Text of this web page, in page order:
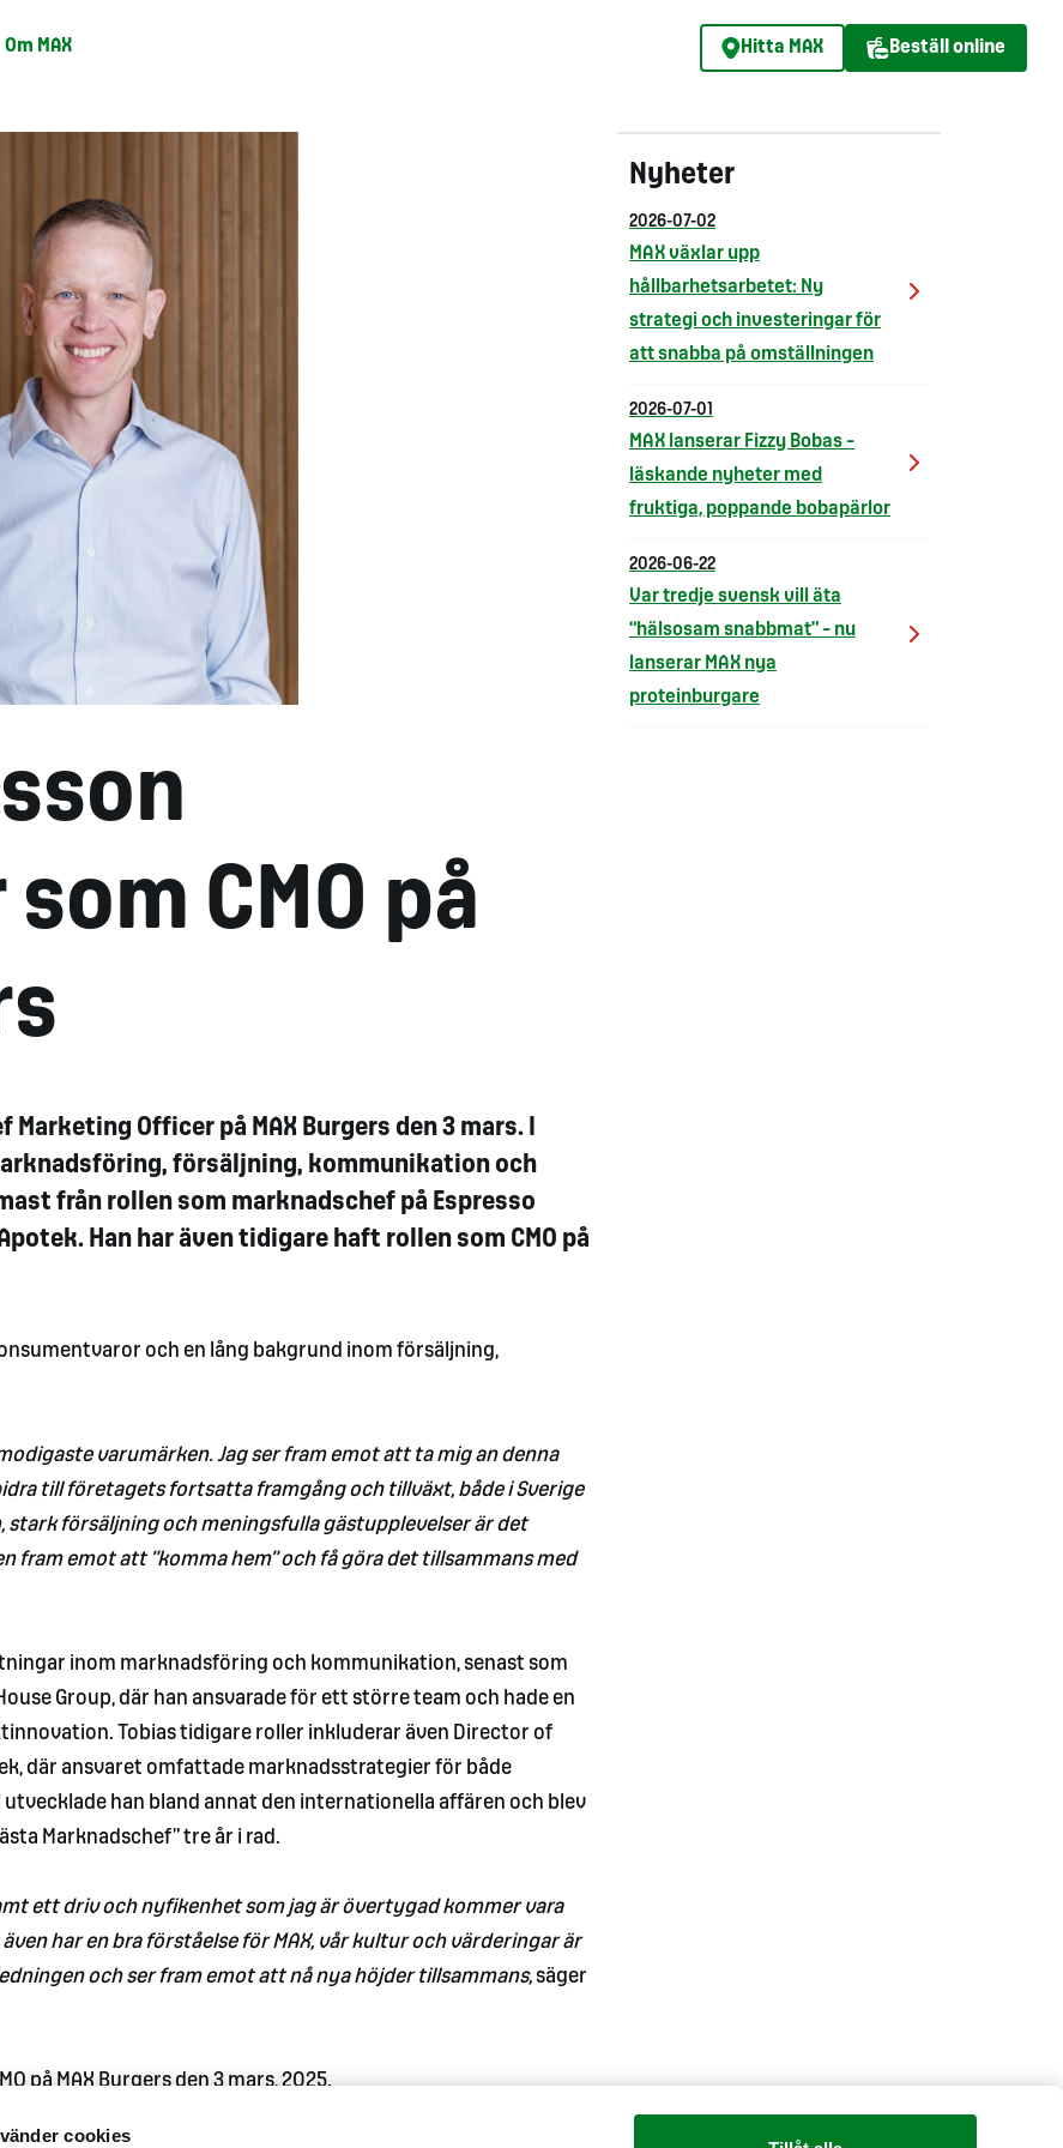
cookies
Om MAX Hitta MAX Beställ online
CMO på
Officer på MAX Burgers den 3 mars. I
försäljning, kommunikation och
från rollen som marknadschef på Espresso
Han har även tidigare haft rollen som CMO på
och en lång bakgrund inom försäljning,
varumärken. Jag ser fram emot att ta mig an denna
till företagets fortsatta framgång och tillväxt, både i Sverige
försäljning och meningsfulla gästupplevelser är det
fram emot att ”komma hem” och få göra det tillsammans med
inom marknadsföring och kommunikation, senast som
Group, där han ansvarade för ett större team och hade en
Tobias tidigare roller inkluderar även Director of
där ansvaret omfattade marknadsstrategier för både
utvecklade han bland annat den internationella affären och blev
Marknadschef” tre år i rad.
ett driv och nyfikenhet som jag är övertygad kommer vara
har en bra förståelse för MAX, vår kultur och värderingar är
och ser fram emot att nå nya höjder tillsammans, säger
på MAX Burgers den 3 mars, 2025.
Nyheter
2026-07-02
MAX växlar upp
hållbarhetsarbetet: Ny
strategi och investeringar för
att snabba på omställningen
2026-07-01
MAX lanserar Fizzy Bobas –
läskande nyheter med
fruktiga, poppande bobapärlor
2026-06-22
Var tredje svensk vill äta
“hälsosam snabbmat” – nu
lanserar MAX nya
proteinburgare